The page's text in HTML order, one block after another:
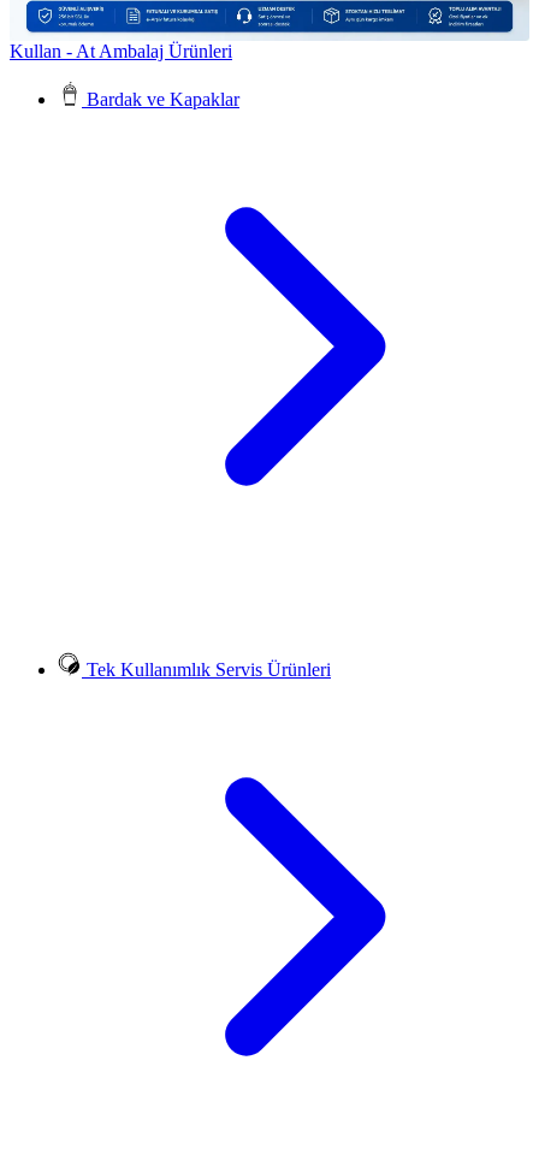
Kullan - At Ambalaj Ürünleri
Bardak ve Kapaklar
Tek Kullanımlık Servis Ürünleri